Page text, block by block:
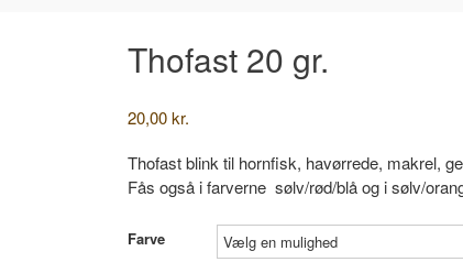
Thofast 20 gr.
20,00kr.
Thofast blink til hornfisk, havørrede, makrel,
Fås også i farverne sølv/rød/blå og i sølv/
Farve